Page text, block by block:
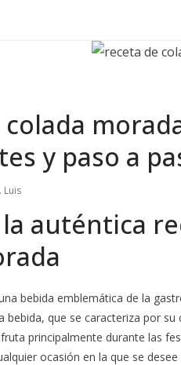
colada
y paso a
Luis
auténtica
bebida emblemática de la
bebida, que se caracteriza por
principalmente durante las
ocasión en la que se